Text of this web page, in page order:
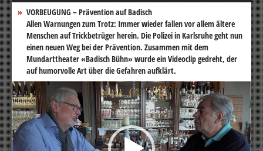
VORBEUGUNG – Prävention auf Badisch
Allen Warnungen zum Trotz: Immer wieder fallen vor allem ältere
Menschen auf Trickbetrüger herein. Die Polizei in Karlsruhe geht nun
einen neuen Weg bei der Prävention. Zusammen mit dem
Mundarttheater «Badisch Bühn» wurde ein Videoclip gedreht, der
auf humorvolle Art über die Gefahren aufklärt.
Video-
Player